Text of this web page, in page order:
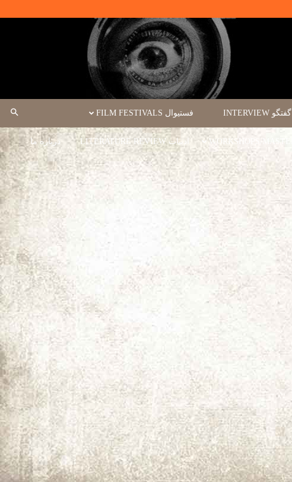
گفتگو INTERVIEW فستیوال FILM FESTIVALS
ادبیات LITERATURE REVIEW درباره ما